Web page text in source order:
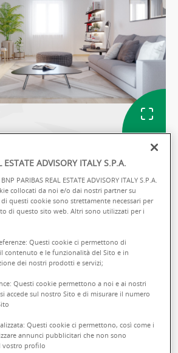
XXIII 4
4 - 04100 Latina
€ totale
ESTATE ADVISORY ITALY S.P.A.
PARIBAS REAL ESTATE ADVISORY ITALY S.P.A.
collocati da noi e/o dai nostri partner su
questi cookie sono strettamente necessari per
di questo sito web. Altri sono utilizzati per i
Questi cookie ci permettono di
contenuto e le funzionalità del Sito e in
dei nostri prodotti e servizi;
Questi cookie permettono a noi e ai nostri
accede sul nostro Sito e di misurare il numero
Questi cookie ci permettono, così come i
annunci pubblicitari che non sono
vostro profilo